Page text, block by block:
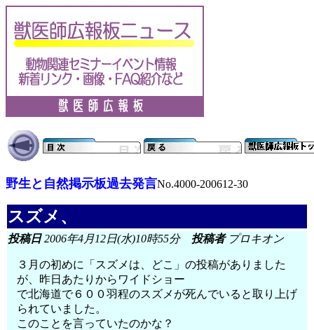
野生と自然掲示板過去発言No.4000-200612-30
スズメ、
投稿日2006年4月12日(水)10時55分 投稿者プロキオン
３月の初めに「スズメは、どこ」の投稿がありました
が、昨日あたりからワイドショー
で北海道で６００羽程のスズメが死んでいると取り上げ
られていました。
このことを言っていたのかな？